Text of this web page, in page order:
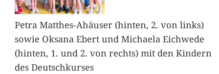
Petra Matthes-Ahäuser (hinten, 2. von links)
sowie Oksana Ebert und Michaela Eichwede
(hinten, 1. und 2. von rechts) mit den Kindern
des Deutschkurses